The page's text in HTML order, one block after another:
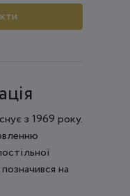
з 1969 року.
на